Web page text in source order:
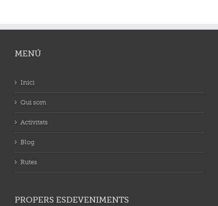
MENÚ
Inici
Qui som
Activitats
Blog
Rutes
PROPERS ESDEVENIMENTS